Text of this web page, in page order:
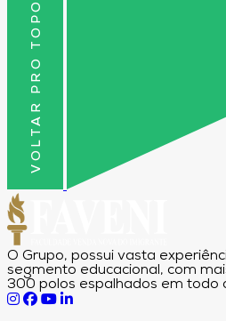
VOLTAR PRO TOPO
O Grupo, possui vasta
segmento educacional, com
300 polos espalhados em todo